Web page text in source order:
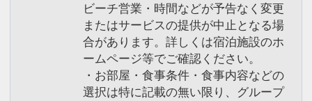
ビーチ営業・時間などが予告なく変更
またはサービスの提供が中止となる場
合があります。詳しくは宿泊施設のホ
ームページ等でご確認ください。
・お部屋・食事条件・食事内容などの
選択は特に記載の無い限り、グループ